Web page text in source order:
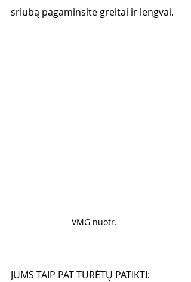
sriubą pagaminsite greitai ir lengvai.
VMG nuotr.
JUMS TAIP PAT TURĖTŲ PATIKTI: